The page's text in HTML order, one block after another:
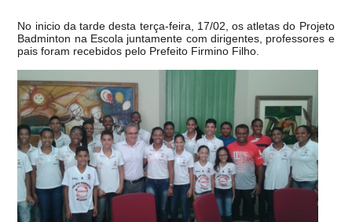
No inicio da tarde desta terça-feira, 17/02, os atletas do Projeto
Badminton na Escola juntamente com dirigentes, professores e
pais foram recebidos pelo Prefeito Firmino Filho.